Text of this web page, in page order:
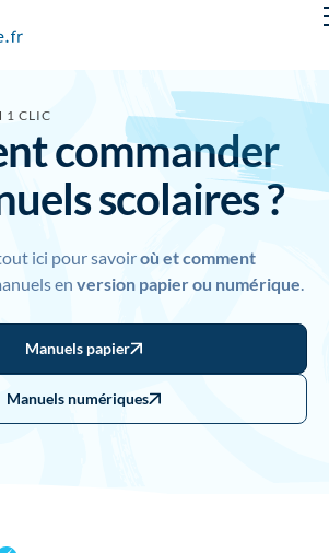
1 CLIC
commander
scolaires ?
ici pour savoiroù et comment
en version papier ou numérique.
Manuels papier
Manuels numériques